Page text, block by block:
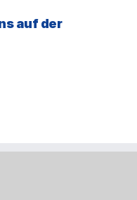
auf der